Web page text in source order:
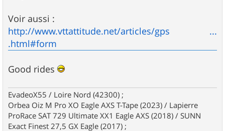
Voir aussi :
http://www.vttattitude.net/articles/gps ...
.html#form
Good rides
EvadeoX55 / Loire Nord (42300) ;
Orbea Oiz M Pro XO Eagle AXS T-Tape (2023) / Lapierre
ProRace SAT 729 Ultimate XX1 Eagle AXS (2018) / SUNN
Exact Finest 27,5 GX Eagle (2017) ;